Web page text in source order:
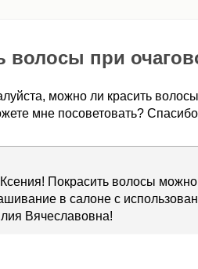
волосы при
можно ли красить
мне посоветовать?
Покрасить волосы
в салоне с
Вячеславовна!